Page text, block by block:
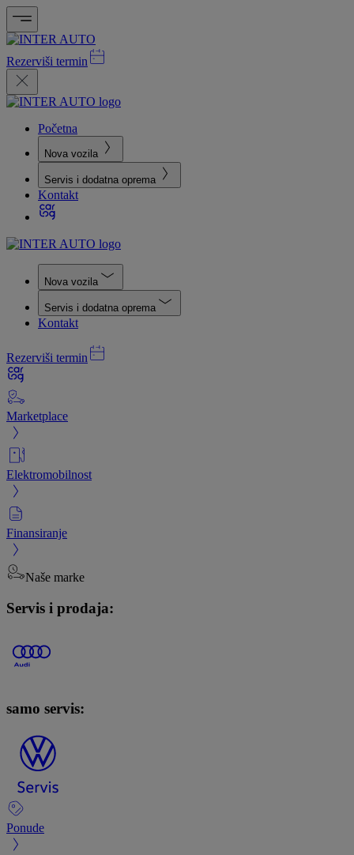
Rezerviši termin
Početna
Nova vozila
Servis i dodatna oprema
Kontakt
Nova vozila
Servis i dodatna oprema
Kontakt
Rezerviši termin
Marketplace
Elektromobilnost
Finansiranje
Naše marke
Servis i prodaja:
samo servis:
Ponude